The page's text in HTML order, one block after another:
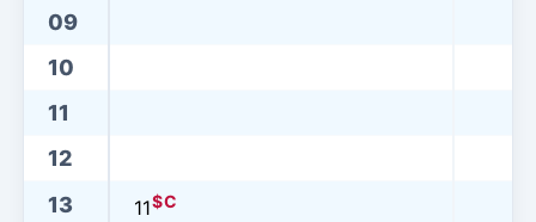
09
10
11
12
13
11$C